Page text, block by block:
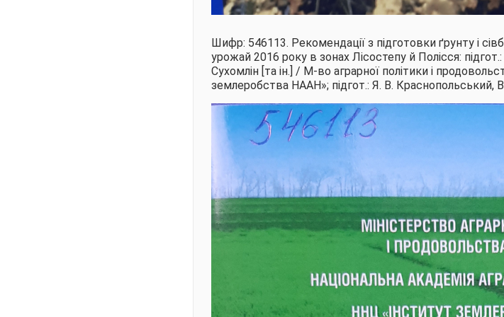
Шифр: 546113. Рекомендації з підготовки ґрунту і
урожай 2016 року в зонах Лісостепу й Полісся:
Сухомлін [та ін.] / М-во аграрної політики і
землеробства НААН»; підгот.: Я. В. Краснопольський,